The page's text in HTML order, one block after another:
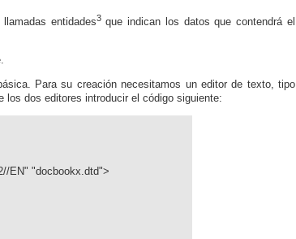
entidades3que indican los datos que contendrá el
Para su creación necesitamos un editor de texto, tipo
los dos editores introducir el código siguiente:
EN" "docbookx.dtd">